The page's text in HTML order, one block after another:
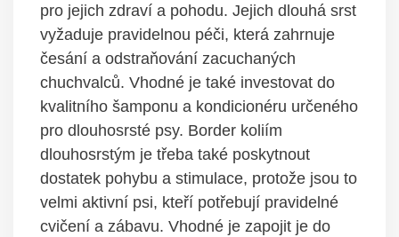
pro jejich zdraví a pohodu. Jejich dlouhá srst
vyžaduje pravidelnou péči, která zahrnuje
česání a odstraňování zacuchaných
chuchvalců. Vhodné je také investovat do
kvalitního šamponu a kondicionéru určeného
pro dlouhosrsté psy. Border koliím
dlouhosrstým je třeba také poskytnout
dostatek pohybu a stimulace, protože jsou to
velmi aktivní psi, kteří potřebují pravidelné
cvičení a zábavu. Vhodné je zapojit je do